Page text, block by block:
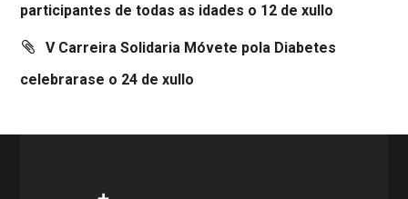
participantes de todas as idades o 12 de xullo
V Carreira Solidaria Móvete pola Diabetes
celebrarase o 24 de xullo